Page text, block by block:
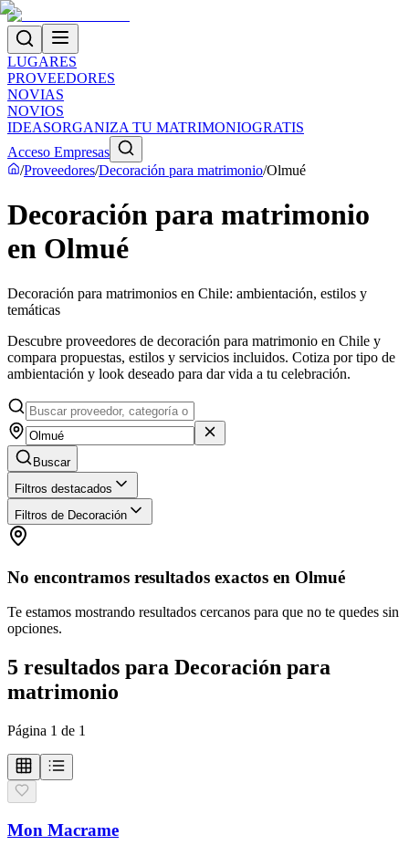
LUGARES
PROVEEDORES
NOVIAS
NOVIOS
IDEASORGANIZA TU MATRIMONIOGRATIS
Acceso Empresas
/Proveedores/Decoración para matrimonio/Olmué
Decoración para matrimonio
en Olmué
Decoración para matrimonios en Chile: ambientación, estilos y
temáticas
Descubre proveedores de decoración para matrimonio en Chile y
compara propuestas, estilos y servicios incluidos. Cotiza por tipo de
ambientación y look deseado para dar vida a tu celebración.
Buscar
Filtros destacados
Filtros de Decoración
No encontramos resultados exactos en Olmué
Te estamos mostrando resultados cercanos para que no te quedes sin
opciones.
5 resultados para Decoración para
matrimonio
Página 1 de 1
Mon Macrame